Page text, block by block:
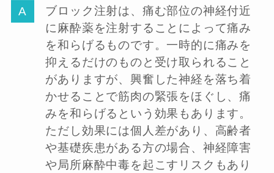
ブロック注射は、痛む部位の神経付近
に麻酔薬を注射することによって痛み
を和らげるものです。一時的に痛みを
抑えるだけのものと受け取られること
がありますが、興奮した神経を落ち着
かせることで筋肉の緊張をほぐし、痛
みを和らげるという効果もあります。
ただし効果には個人差があり、高齢者
や基礎疾患がある方の場合、神経障害
や局所麻酔中毒を起こすリスクもあり